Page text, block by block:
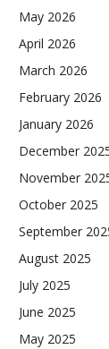
May 2026
April 2026
March 2026
February 2026
January 2026
December
November
October 2025
September
August 2025
July 2025
June 2025
May 2025